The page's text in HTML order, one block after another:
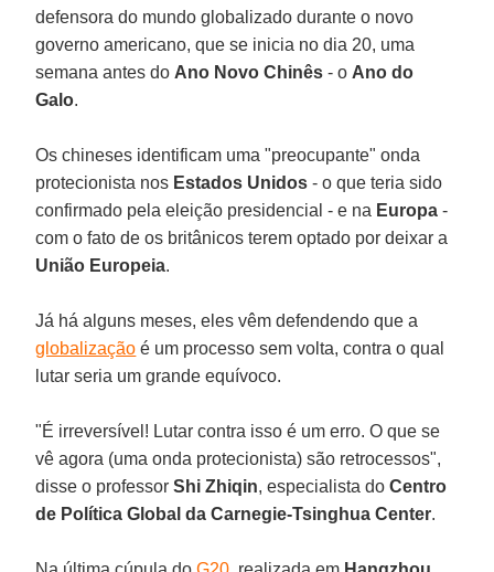
defensora do mundo globalizado durante o novo
governo americano, que se inicia no dia 20, uma
semana antes do Ano Novo Chinês - o Ano do
Galo.
Os chineses identificam uma "preocupante" onda
protecionista nos Estados Unidos - o que teria sido
confirmado pela eleição presidencial - e na Europa -
com o fato de os britânicos terem optado por deixar a
União Europeia.
Já há alguns meses, eles vêm defendendo que a
globalização é um processo sem volta, contra o qual
lutar seria um grande equívoco.
"É irreversível! Lutar contra isso é um erro. O que se
vê agora (uma onda protecionista) são retrocessos",
disse o professorShi Zhiqin, especialista doCentro
de Política Global da Carnegie-Tsinghua Center.